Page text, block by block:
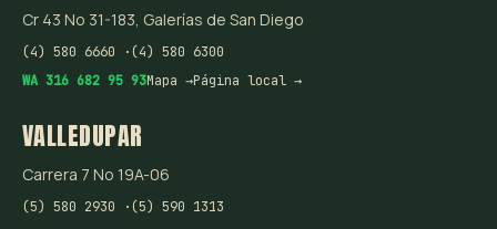
Cr 43 No 31-183, Galerías de San Diego
(4) 580 6660 ·(4) 580 6300
WA 316 682 95 93Mapa →Página local →
VALLEDUPAR
Carrera 7 No 19A-06
(5) 580 2930 ·(5) 590 1313